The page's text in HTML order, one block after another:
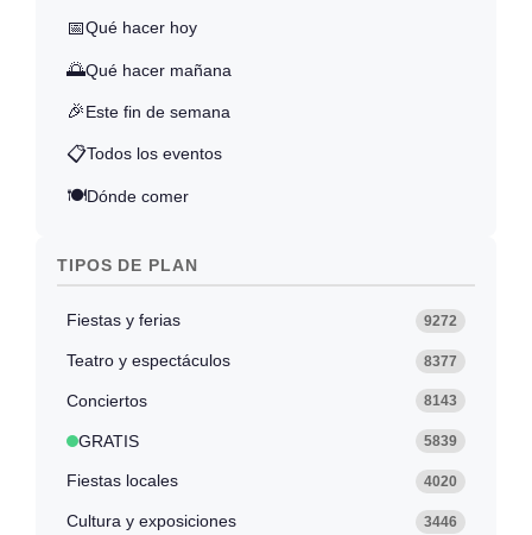
📅Qué hacer hoy
🌅Qué hacer mañana
🎉Este fin de semana
📋Todos los eventos
🍽️Dónde comer
TIPOS DE PLAN
Fiestas y ferias 9272
Teatro y espectáculos 8377
Conciertos 8143
GRATIS 5839
Fiestas locales 4020
Cultura y exposiciones 3446